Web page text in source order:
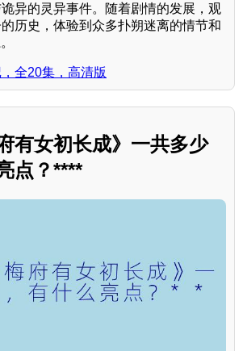
异的灵异事件。随着剧情的发展，观
历史，体验到众多扑朔迷离的情节和
全20集，高清版
有女初长成》一共多少
点？****